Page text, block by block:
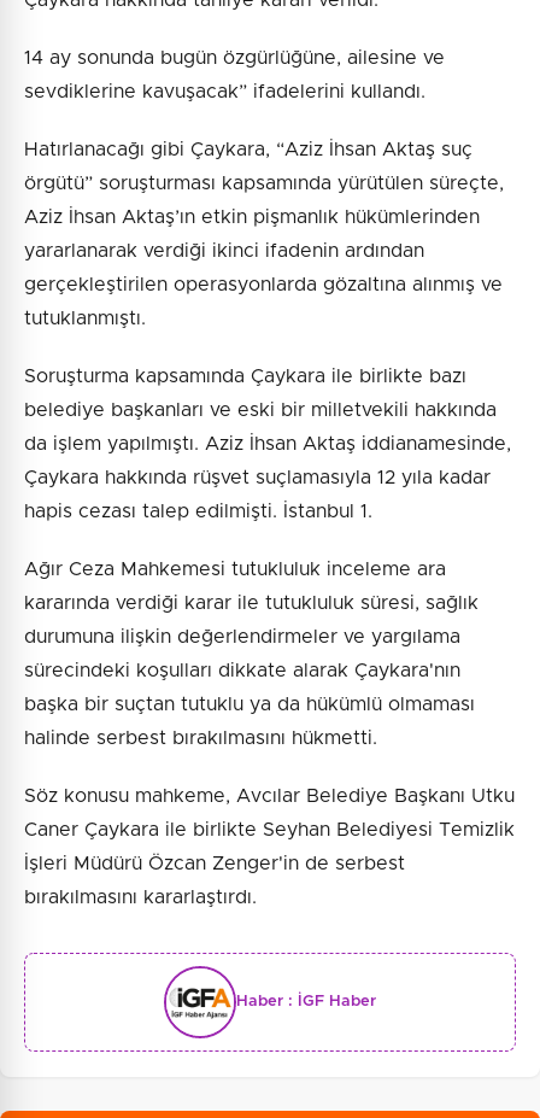
14 ay sonunda bugün özgürlüğüne, ailesine ve
sevdiklerine kavuşacak” ifadelerini kullandı.
Hatırlanacağı gibi Çaykara, “Aziz İhsan Aktaş suç
örgütü” soruşturması kapsamında yürütülen süreçte,
Aziz İhsan Aktaş’ın etkin pişmanlık hükümlerinden
yararlanarak verdiği ikinci ifadenin ardından
gerçekleştirilen operasyonlarda gözaltına alınmış ve
tutuklanmıştı.
Soruşturma kapsamında Çaykara ile birlikte bazı
belediye başkanları ve eski bir milletvekili hakkında
da işlem yapılmıştı. Aziz İhsan Aktaş iddianamesinde,
Çaykara hakkında rüşvet suçlamasıyla 12 yıla kadar
hapis cezası talep edilmişti. İstanbul 1.
Ağır Ceza Mahkemesi tutukluluk inceleme ara
kararında verdiği karar ile tutukluluk süresi, sağlık
durumuna ilişkin değerlendirmeler ve yargılama
sürecindeki koşulları dikkate alarak Çaykara'nın
başka bir suçtan tutuklu ya da hükümlü olmaması
halinde serbest bırakılmasını hükmetti.
Söz konusu mahkeme, Avcılar Belediye Başkanı Utku
Caner Çaykara ile birlikte Seyhan Belediyesi Temizlik
İşleri Müdürü Özcan Zenger'in de serbest
bırakılmasını kararlaştırdı.
Haber : İGF Haber